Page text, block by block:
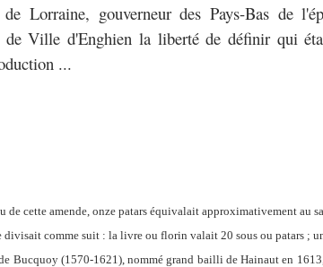
Lorraine, gouverneur des Pays-Bas de
de Ville d'Enghien la liberté de définir qui
...
cette amende, onze patars équivalait approximativement au
divisait comme suit : la livre ou florin valait 20 sous ou patars ;
Bucquoy (1570-1621), nommé grand bailli de Hainaut en 1613,